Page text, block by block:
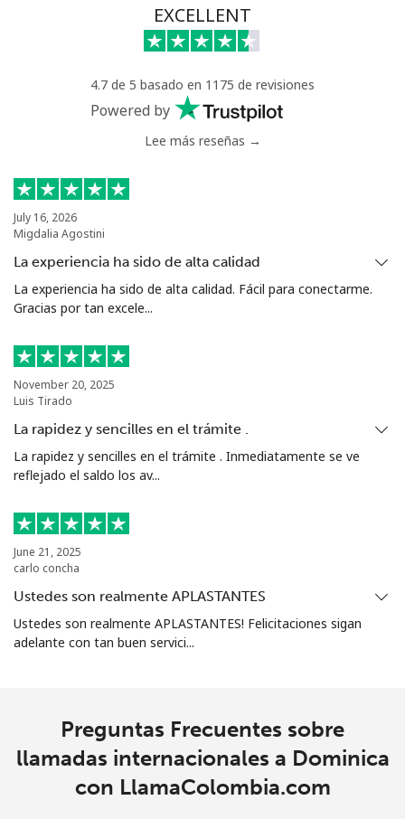
EXCELLENT
4.7 de 5 basado en 1175 de revisiones
Powered by
Lee más reseñas →
July 16, 2026
Migdalia Agostini
La experiencia ha sido de alta calidad
La experiencia ha sido de alta calidad. Fácil para conectarme.
Gracias por tan excele...
November 20, 2025
Luis Tirado
La rapidez y sencilles en el trámite .
La rapidez y sencilles en el trámite . Inmediatamente se ve
reflejado el saldo los av...
June 21, 2025
carlo concha
Ustedes son realmente APLASTANTES
Ustedes son realmente APLASTANTES! Felicitaciones sigan
adelante con tan buen servici...
Preguntas Frecuentes sobre
llamadas internacionales a Dominica
con LlamaColombia.com